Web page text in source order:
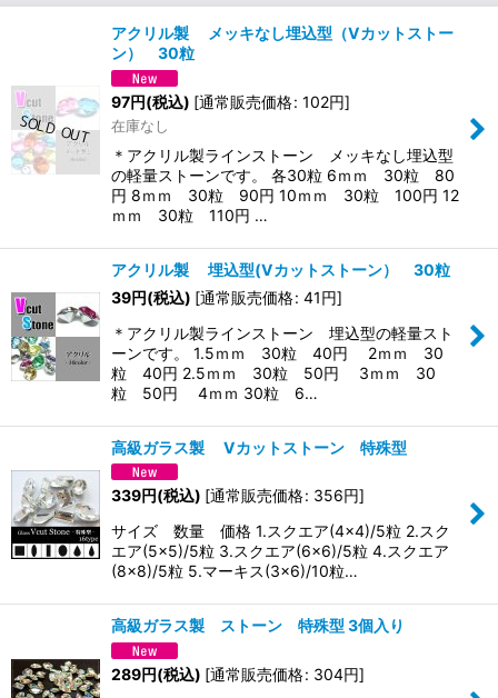
アクリル製 メッキなし埋込型（Vカットストー
ン） 30粒
97円(税込) [通常販売価格: 102円]
在庫なし
＊アクリル製ラインストーン メッキなし埋込型
の軽量ストーンです。 各30粒 6ｍｍ 30粒 80
円 8ｍｍ 30粒 90円 10ｍｍ 30粒 100円 12
ｍｍ 30粒 110円 …
アクリル製 埋込型(Vカットストーン） 30粒
39円(税込) [通常販売価格: 41円]
＊アクリル製ラインストーン 埋込型の軽量スト
ーンです。 1.5ｍｍ 30粒 40円 2ｍｍ 30
粒 40円 2.5ｍｍ 30粒 50円 3ｍｍ 30
粒 50円 4ｍｍ 30粒 6…
高級ガラス製 Vカットストーン 特殊型
339円(税込) [通常販売価格: 356円]
サイズ 数量 価格 1.スクエア(4×4)/5粒 2.スク
エア(5×5)/5粒 3.スクエア(6×6)/5粒 4.スクエア
(8×8)/5粒 5.マーキス(3×6)/10粒…
高級ガラス製 ストーン 特殊型 3個入り
289円(税込) [通常販売価格: 304円]